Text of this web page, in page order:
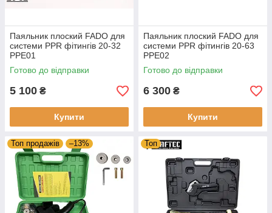
Паяльник плоский FADO для
системи PPR фітингів 20-32
PPE01
Готово до відправки
5 100 ₴
Купити
Паяльник плоский FADO для
системи PPR фітингів 20-63
PPE02
Готово до відправки
6 300 ₴
Купити
Топ продажів –13% Топ